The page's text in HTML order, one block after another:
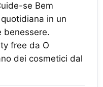
se Bem
in un
benessere.
free da O
dei cosmetici dal